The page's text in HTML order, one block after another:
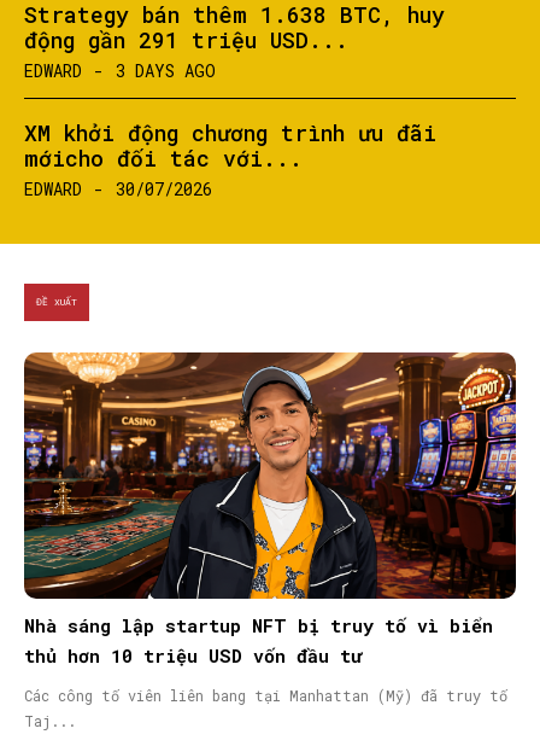
Strategy bán thêm 1.638 BTC, huy
động gần 291 triệu USD...
EDWARD - 3 DAYS AGO
XM khởi động chương trình ưu đãi
mớicho đối tác với...
EDWARD - 30/07/2026
ĐỀ XUẤT
Nhà sáng lập startup NFT bị truy tố vì biển
thủ hơn 10 triệu USD vốn đầu tư
Các công tố viên liên bang tại Manhattan (Mỹ) đã truy tố
Taj...